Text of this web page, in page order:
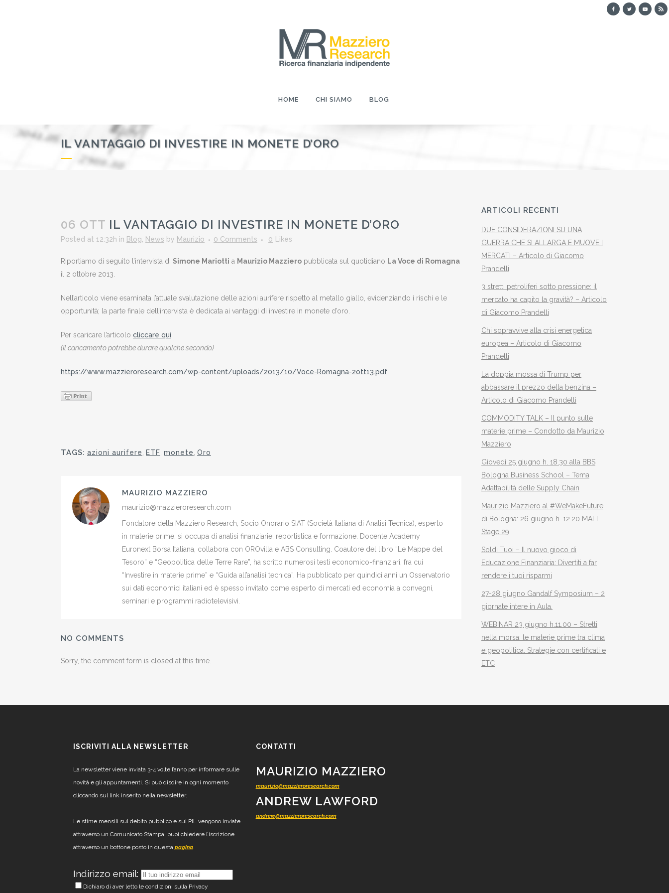
HOME CHI SIAMO BLOG
IL VANTAGGIO DI INVESTIRE IN MONETE D’ORO
06 OTT IL VANTAGGIO DI INVESTIRE IN MONETE D’ORO
Posted at 12:32h in Blog News by Maurizio 0 Comments 0 Likes
Riportiamo di seguito l’intervista di Simone Mariotti a Maurizio Mazziero pubblicata sul quotidiano La Voce di Romagna
il 2 ottobre 2013.
Nell’articolo viene esaminata l’attuale svalutazione delle azioni aurifere rispetto al metallo giallo, evidenziando i rischi e le
opportunità; la parte finale dell’intervista è dedicata ai vantaggi di investire in monete d’oro.
Per scaricare l’articolo cliccare qui
(Il caricamento potrebbe durare qualche secondo)
https://www.mazzieroresearch.com/wp-content/uploads/2013/10/Voce-Romagna-2ott13.pdf
TAGS: azioni aurifere ETF monete Oro
MAURIZIO MAZZIERO
maurizio@mazzieroresearch.com
Fondatore della Mazziero Research, Socio Onorario SIAT (Società Italiana di Analisi Tecnica), esperto
in materie prime, si occupa di analisi finanziarie, reportistica e formazione. Docente Academy
Euronext Borsa Italiana, collabora con OROvilla e ABS Consulting. Coautore del libro “Le Mappe del
Tesoro” e “Geopolitica delle Terre Rare”, ha scritto numerosi testi economico-finanziari, fra cui
“Investire in materie prime” e “Guida all’analisi tecnica”. Ha pubblicato per quindici anni un Osservatorio
sui dati economici italiani ed è spesso invitato come esperto di mercati ed economia a convegni,
seminari e programmi radiotelevisivi.
NO COMMENTS
Sorry, the comment form is closed at this time.
ARTICOLI RECENTI
DUE CONSIDERAZIONI SU UNA
GUERRA CHE SI ALLARGA E MUOVE I
MERCATI – Articolo di Giacomo
Prandelli
3 stretti petroliferi sotto pressione: il
mercato ha capito la gravità? – Articolo
di Giacomo Prandelli
Chi sopravvive alla crisi energetica
europea – Articolo di Giacomo
Prandelli
La doppia mossa di Trump per
abbassare il prezzo della benzina –
Articolo di Giacomo Prandelli
COMMODITY TALK – Il punto sulle
materie prime – Condotto da Maurizio
Mazziero
Giovedì 25 giugno h. 18.30 alla BBS
Bologna Business School – Tema
Adattabilità delle Supply Chain
Maurizio Mazziero al #WeMakeFuture
di Bologna: 26 giugno h. 12.20 MALL
Stage 29
Soldi Tuoi – Il nuovo gioco di
Educazione Finanziaria: Divertiti a far
rendere i tuoi risparmi
27-28 giugno Gandalf Symposium – 2
giornate intere in Aula.
WEBINAR 23 giugno h.11.00 – Stretti
nella morsa: le materie prime tra clima
e geopolitica. Strategie con certificati e
ETC
ISCRIVITI ALLA NEWSLETTER
La newsletter viene inviata 3-4 volte l’anno per informare sulle
novità e gli appuntamenti. Si può disdire in ogni momento
cliccando sul link inserito nella newsletter.
Le stime mensili sul debito pubblico e sul PIL vengono inviate
attraverso un Comunicato Stampa, puoi chiedere l’iscrizione
attraverso un bottone posto in questa pagina.
Indirizzo email:
Dichiaro di aver letto le condizioni sulla Privacy
CONTATTI
MAURIZIO MAZZIERO
maurizio@mazzieroresearch.com
ANDREW LAWFORD
andrew@mazzieroresearch.com